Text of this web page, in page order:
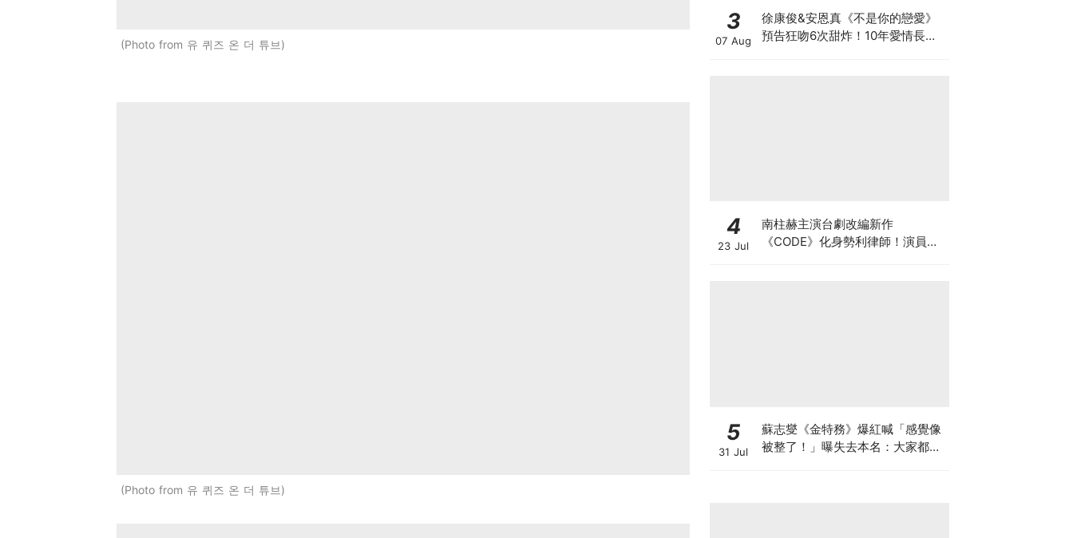
Photo from 유 퀴즈 온 더 튜브
Photo from 유 퀴즈 온 더 튜브
3
07 Aug
徐康俊&安恩真《不是你的戀愛》
預告狂吻6次甜炸！10年愛情長跑
4
23 Jul
南柱赫主演台劇改編新作
《CODE》化身勢利律師！演員陣
5
31 Jul
蘇志燮《金特務》爆紅喊「感覺像
被整了！」曝失去本名：大家都叫